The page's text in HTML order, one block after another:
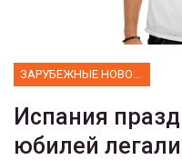
Испания
юбилей